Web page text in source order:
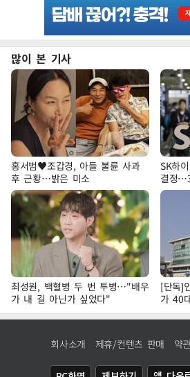
많이 본 기사
홍서범♥조갑경, 아들 불륜 사과
후 근황…밝은 미소
SK하
결정
표
최성원, 백혈병 두 번 투병…"배우
가 내 길 아닌가 싶었다"
[단독]
가 40
회사소개 제휴/컨텐츠 판매 약